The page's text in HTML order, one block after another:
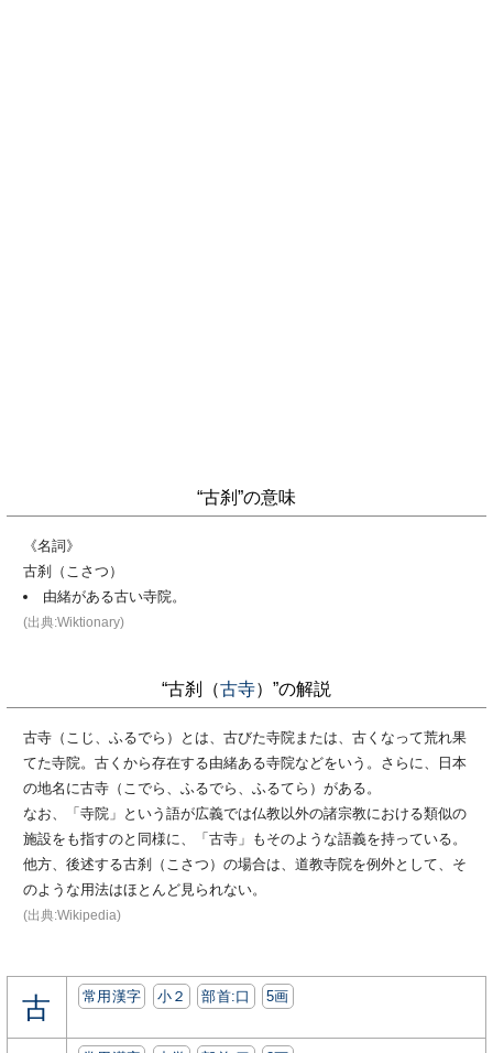
“古刹”の意味
《名詞》
古刹（こさつ）
由緒がある古い寺院。
(出典:Wiktionary)
“古刹（古寺）”の解説
古寺（こじ、ふるでら）とは、古びた寺院または、古くなって荒れ果
てた寺院。古くから存在する由緒ある寺院などをいう。さらに、日本
の地名に古寺（こでら、ふるでら、ふるてら）がある。
なお、「寺院」という語が広義では仏教以外の諸宗教における類似の
施設をも指すのと同様に、「古寺」もそのような語義を持っている。
他方、後述する古刹（こさつ）の場合は、道教寺院を例外として、そ
のような用法はほとんど見られない。
(出典:Wikipedia)
古 常用漢字 小２ 部首:⼝ 5画